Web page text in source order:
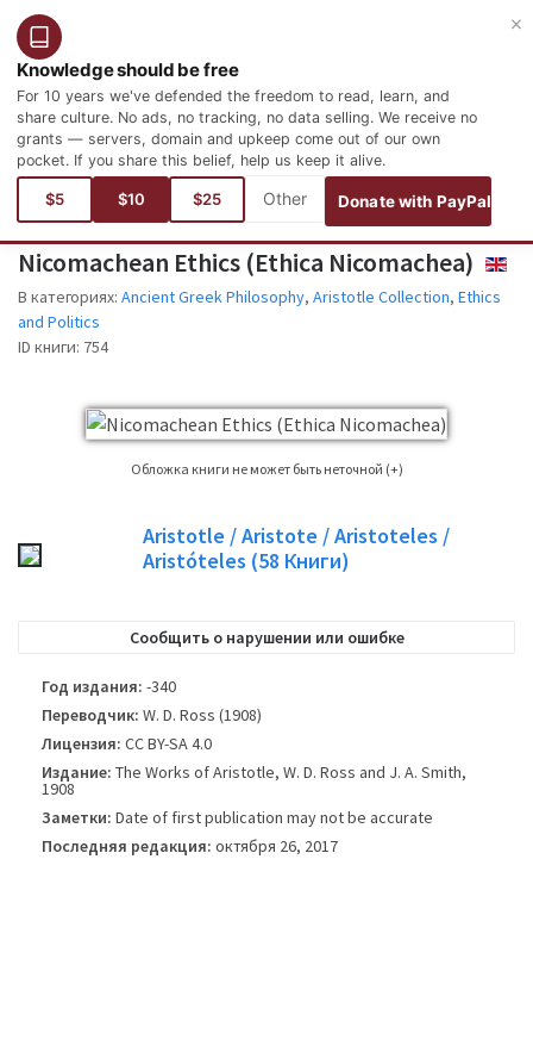
Knowledge should be free
For 10 years we've defended the freedom to read, learn, and
share culture. No ads, no tracking, no data selling. We receive no
grants — servers, domain and upkeep come out of our own
pocket. If you share this belief, help us keep it alive.
$5 $10 $25 Donate with PayPal
×
Вы здесь:языки Английский
Philosophy and Psychology
Ancient Greek Philosophy
Nicomachean Ethics (Ethica Nicomachea)
В категориях: Ancient Greek Philosophy, Aristotle Collection, Ethics
and Politics
ID книги: 754
Обложка книги не может быть неточной (+)
публикуется. Пожалуйста, учитывайте это только в качестве опорного
изображения, не всегда точно обложка книги, используемой в
Aristotle / Aristote / Aristoteles /
Aristóteles (58 Книги)
Сообщить о нарушении или ошибке
Год издания: -340
Переводчик: W. D. Ross (1908)
Лицензия: CC BY-SA 4.0
Издание: The Works of Aristotle, W. D. Ross and J. A. Smith,
1908
Заметки: Date of first publication may not be accurate
Последняя редакция: октября 26, 2017